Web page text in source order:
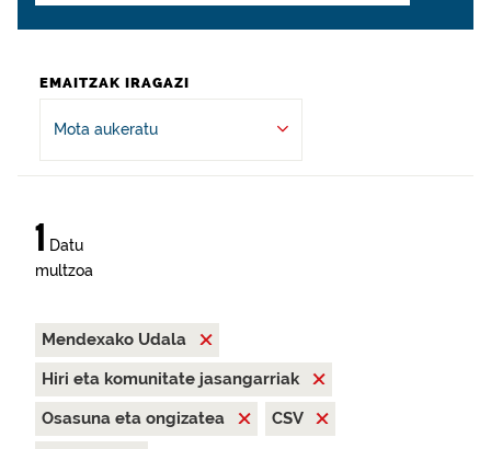
EMAITZAK IRAGAZI
Mota aukeratu
1 Datu
multzoa
Mendexako Udala
Hiri eta komunitate jasangarriak
Osasuna eta ongizatea
CSV